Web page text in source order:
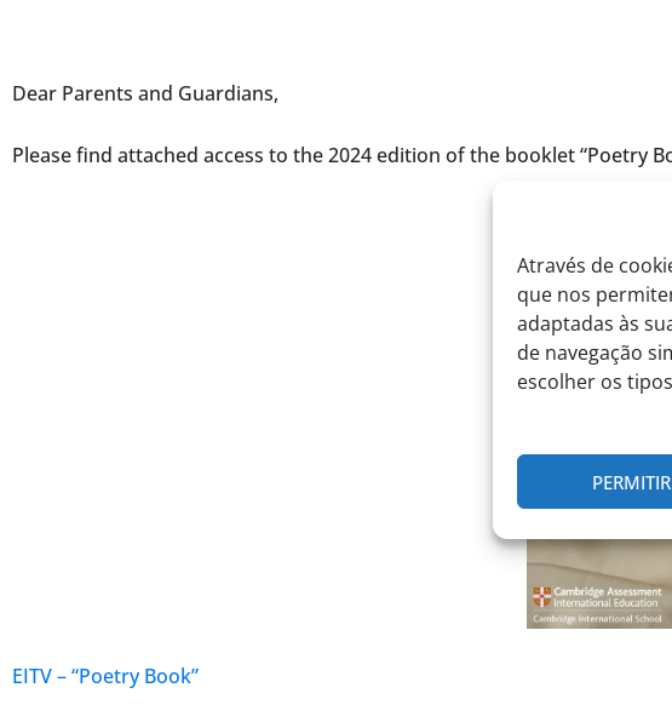
Através de
que nos
adaptadas às
de navegação
escolher os
Dear Parents and Guardians,
Please find attached access to the 2024 edition of the booklet “Poetry
EITV – “Poetry Book”